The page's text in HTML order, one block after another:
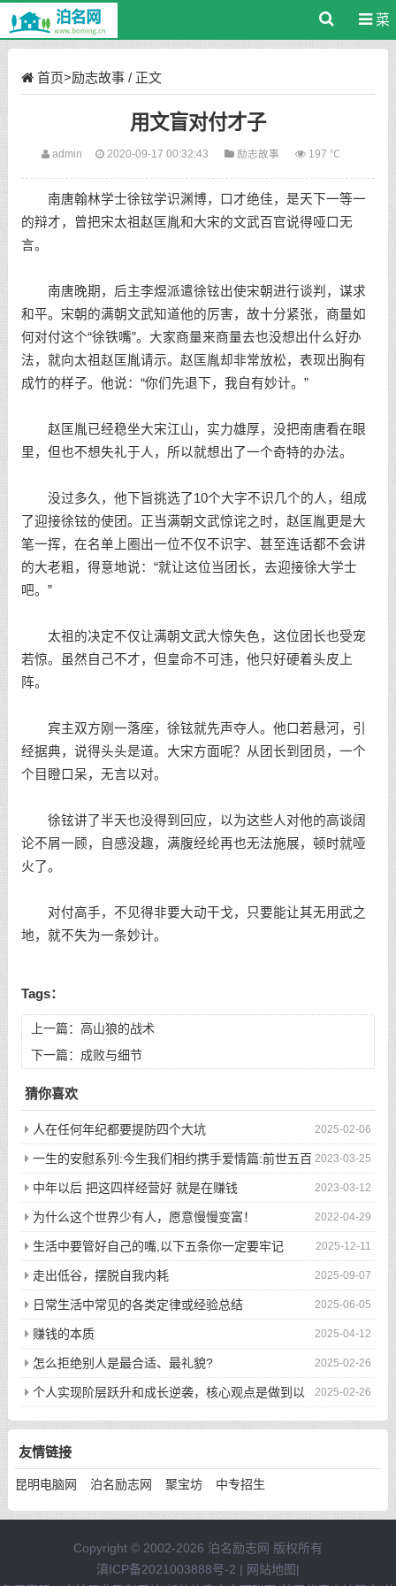
菜
首页>励志故事/ 正文
用文盲对付才子
admin 2020-09-17 00:32:43 励志故事 197 ℃
南唐翰林学士徐铉学识渊博，口才绝佳，是天下一等一
的辩才，曾把宋太祖赵匡胤和大宋的文武百官说得哑口无
言。
南唐晚期，后主李煜派遣徐铉出使宋朝进行谈判，谋求
和平。宋朝的满朝文武知道他的厉害，故十分紧张，商量如
何对付这个“徐铁嘴”。大家商量来商量去也没想出什么好办
法，就向太祖赵匡胤请示。赵匡胤却非常放松，表现出胸有
成竹的样子。他说：“你们先退下，我自有妙计。”
赵匡胤已经稳坐大宋江山，实力雄厚，没把南唐看在眼
里，但也不想失礼于人，所以就想出了一个奇特的办法。
没过多久，他下旨挑选了10个大字不识几个的人，组成
了迎接徐铉的使团。正当满朝文武惊诧之时，赵匡胤更是大
笔一挥，在名单上圈出一位不仅不识字、甚至连话都不会讲
的大老粗，得意地说：“就让这位当团长，去迎接徐大学士
吧。”
太祖的决定不仅让满朝文武大惊失色，这位团长也受宠
若惊。虽然自己不才，但皇命不可违，他只好硬着头皮上
阵。
宾主双方刚一落座，徐铉就先声夺人。他口若悬河，引
经据典，说得头头是道。大宋方面呢？从团长到团员，一个
个目瞪口呆，无言以对。
徐铉讲了半天也没得到回应，以为这些人对他的高谈阔
论不屑一顾，自感没趣，满腹经纶再也无法施展，顿时就哑
火了。
对付高手，不见得非要大动干戈，只要能让其无用武之
地，就不失为一条妙计。
Tags：
上一篇： 高山狼的战术
下一篇： 成败与细节
猜你喜欢
2025-02-06
人在任何年纪都要提防四个大坑
2023-03-25
一生的安慰系列:今生我们相约携手爱情篇:前世五百
次的回眸才换来今生的相遇
2023-03-12
中年以后 把这四样经营好 就是在赚钱
2022-04-29
为什么这个世界少有人，愿意慢慢变富！
2025-12-11
生活中要管好自己的嘴,以下五条你一定要牢记
2025-09-07
走出低谷，摆脱自我内耗
2025-06-05
日常生活中常见的各类定律或经验总结
2025-04-12
赚钱的本质
2025-02-26
怎么拒绝别人是最合适、最礼貌?
2025-02-26
个人实现阶层跃升和成长逆袭，核心观点是做到以
下八件事
友情链接
昆明电脑网 泊名励志网 聚宝坊 中专招生
Copyright © 2002-2026 泊名励志网 版权所有
滇ICP备2021003888号-2 | 网站地图|